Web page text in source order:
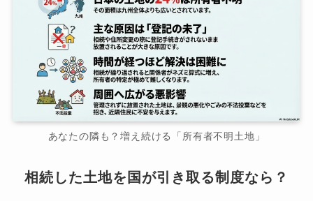
あなたの隣も？増え続ける「所有者不明土地」
相続した土地を国が引き取る制度なら？